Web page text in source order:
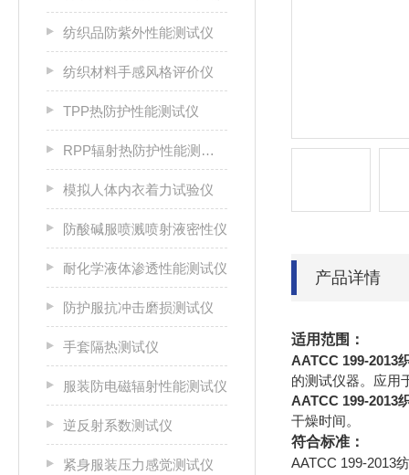
纺织品防紫外性能测试仪
纺织材料手感风格评价仪
TPP热防护性能测试仪
RPP辐射热防护性能测试仪
模拟人体内衣着力试验仪
防酸碱服喷溅喷射液密性仪
耐化学液体渗透性能测试仪
防护服抗冲击磨损测试仪
手套隔热测试仪
服装防电磁辐射性能测试仪
逆反射系数测试仪
紧身服装压力感觉测试仪
产品详情
适用范围：
AATCC 199-2013
的测试仪器。应用
AATCC 199-2013
干燥时间。
符合标准：
AATCC 199-2013